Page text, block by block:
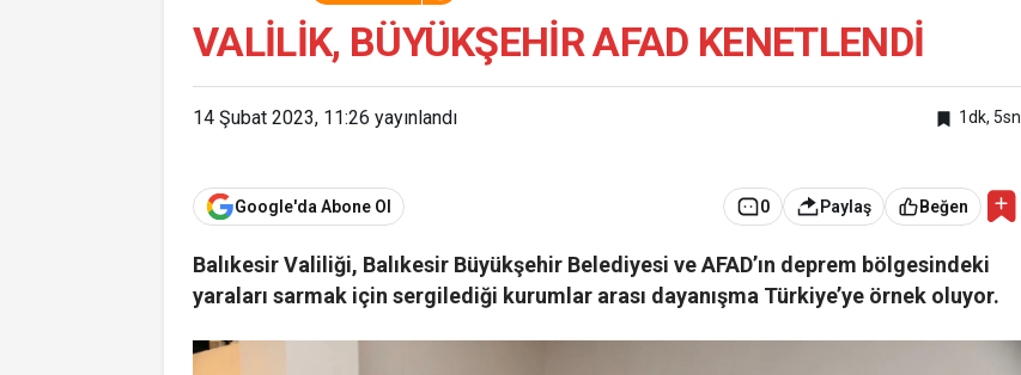
VALILIK, BÜYÜKŞEHIR AFAD KENETLENDI
14 Şubat 2023, 11:26 yayınlandı 1dk, 5sn
Google'da Abone Ol 0 Paylaş Beğen
Balıkesir Valiliği, Balıkesir Büyükşehir Belediyesi ve AFAD’ın deprem bölgesindeki
yaraları sarmak için sergilediği kurumlar arası dayanışma Türkiye’ye örnek oluyor.